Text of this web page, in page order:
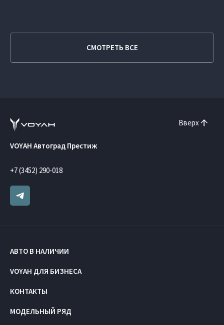
СМОТРЕТЬ ВСЕ
Вверх
VOYAH Автоград Престиж
+7 (3452) 290-018
АВТО В НАЛИЧИИ
VOYAH ДЛЯ БИЗНЕСА
КОНТАКТЫ
МОДЕЛЬНЫЙ РЯД